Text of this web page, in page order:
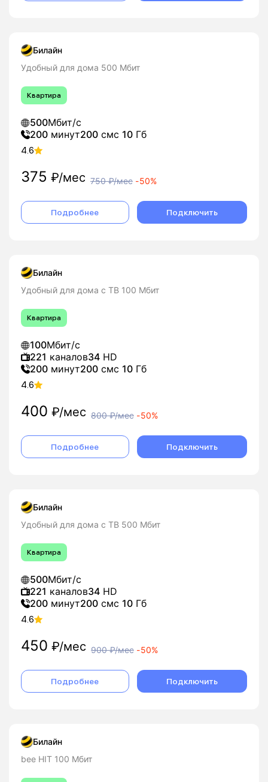
Билайн
Удобный для дома 500 Мбит
Квартира
500Мбит/с
200 минут200 смс 10 Гб
4.6
375 ₽/мес 750₽/мес -50%
Подробнее Подключить
Билайн
Удобный для дома с ТВ 100 Мбит
Квартира
100Мбит/с
221 каналов34 HD
200 минут200 смс 10 Гб
4.6
400 ₽/мес 800₽/мес -50%
Подробнее Подключить
Билайн
Удобный для дома с ТВ 500 Мбит
Квартира
500Мбит/с
221 каналов34 HD
200 минут200 смс 10 Гб
4.6
450 ₽/мес 900₽/мес -50%
Подробнее Подключить
Билайн
bee HIT 100 Мбит